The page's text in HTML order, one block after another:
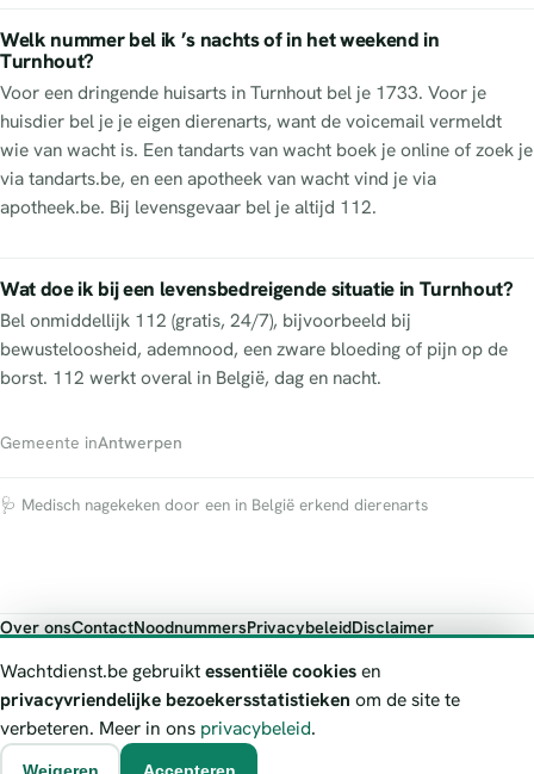
Welk nummer bel ik ’s nachts of in het weekend in
Turnhout?
Voor een dringende huisarts in Turnhout bel je 1733. Voor je
huisdier bel je je eigen dierenarts, want de voicemail vermeldt
wie van wacht is. Een tandarts van wacht boek je online of zoek je
via tandarts.be, en een apotheek van wacht vind je via
apotheek.be. Bij levensgevaar bel je altijd 112.
Wat doe ik bij een levensbedreigende situatie in Turnhout?
Bel onmiddellijk 112 (gratis, 24/7), bijvoorbeeld bij
bewusteloosheid, ademnood, een zware bloeding of pijn op de
borst. 112 werkt overal in België, dag en nacht.
Gemeente inAntwerpen
🩺 Medisch nagekeken door een in België erkend dierenarts
Over onsContactNoodnummersPrivacybeleidDisclaimer
Wachtdienst.be toont publieke wachtdienst-informatie ter oriëntatie.
Bij levensgevaar bel je altijd 112. Controleer altijd de actuele
wachtregeling bij de vermelde officiële bron.
Wachtdienst.be gebruiktessentiële cookiesen
privacyvriendelijke bezoekersstatistieken om de site te
verbeteren. Meer in ons privacybeleid.
Weigeren Accepteren